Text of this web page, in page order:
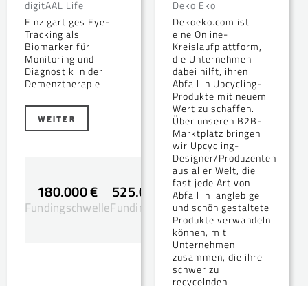
digitAAL Life
Einzigartiges Eye-
Tracking als
Biomarker für
Monitoring und
Diagnostik in der
Demenztherapie
WEITER
180.000 €
Fundingschwelle
525.000 €
Fundingsziel
Deko Eko
Dekoeko.com ist
eine Online-
Kreislaufplattform,
die Unternehmen
dabei hilft, ihren
Abfall in Upcycling-
Produkte mit neuem
Wert zu schaffen.
Über unseren B2B-
Marktplatz bringen
wir Upcycling-
Designer/Produzenten
aus aller Welt, die
fast jede Art von
Abfall in langlebige
und schön gestaltete
Produkte verwandeln
können, mit
Unternehmen
zusammen, die ihre
schwer zu
recycelnden